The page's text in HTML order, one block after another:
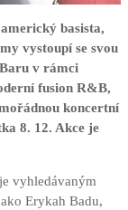
basista,
vystoupí se svou
v rámci
fusion R&B,
koncertní
8. 12. Akce je
vyhledávaným
Erykah Badu,